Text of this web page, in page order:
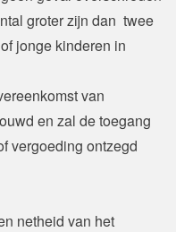
groter zijn dan  twee
jonge kinderen in
van
en zal de toegang
vergoeding ontzegd
netheid van het